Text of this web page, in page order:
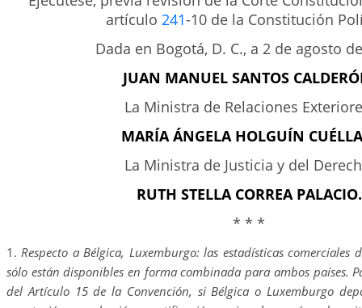
artículo 241-10 de la Constitución
Dada en Bogotá, D. C., a 2 de agosto
JUAN MANUEL SANTOS
La Ministra de Relaciones
MARÍA ÁNGELA HOLGUÍN
La Ministra de Justicia y del
RUTH STELLA CORREA PALACIO.
* * *
1. Respecto a Bélgica, Luxemburgo: las estadísticas comerciales
sólo están disponibles en forma combinada para ambos países.
del Artículo 15 de la Convención, si Bélgica o Luxemburgo